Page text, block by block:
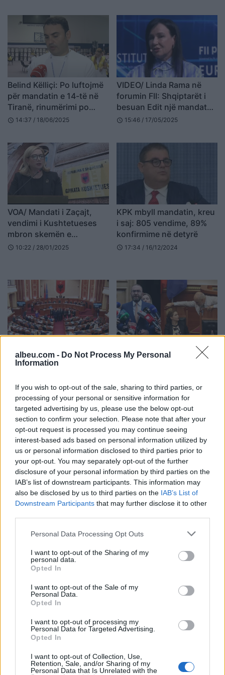
albeu.com - Do Not Process My Personal
Information
If you wish to opt-out of the sale, sharing to third parties, or
processing of your personal or sensitive information for
targeted advertising by us, please use the below opt-out
section to confirm your selection. Please note that after your
opt-out request is processed you may continue seeing
interest-based ads based on personal information utilized by
us or personal information disclosed to third parties prior to
your opt-out. You may separately opt-out of the further
disclosure of your personal information by third parties on the
IAB’s list of downstream participants. This information may
also be disclosed by us to third parties on the IAB’s List of
Downstream Participants that may further disclose it to other
Personal Data Processing Opt Outs
I want to opt-out of the Sharing of my
personal data.
Opted In
I want to opt-out of the Sale of my
Personal Data.
Opted In
I want to opt-out of processing my
Personal Data for Targeted Advertising.
Opted In
I want to opt-out of Collection, Use,
Retention, Sale, and/or Sharing of my
Personal Data that Is Unrelated with the
Belind Këlliçi: Po luftojmë
për mandatin e 14-të në
Tiranë, rinumërimi po
nxjerr shtesa votash për
schedule 14:37 / 18/06/2025
VIDEO/ Linda Rama në
forumin FII: Shqiptarët i
besuan Edit një mandat
shumë të fortë,
schedule 15:46 / 17/05/2025
VOA/ Mandati i Zaçajt,
vendimi i Kushtetueses
mbron skemën e
ripërtëritjes së anëtarëve
schedule 10:22 / 28/01/2025
KPK mbyll mandatin, kreu
i saj: 805 vendime, 89%
konfirmime në detyrë
schedule 17:34 / 16/12/2024
Opinioni i Venecias “mollë
sherri” në Kuvend?
çfarë pritet të ndodhë
08:41 / 12/12/2024
Mandati i Xhaçkës/
Gazment Bardhi: Venecia i
mazhorancës, konfirmoi
puçin kushtetues
schedule 12:33 / 10/12/2024
Komisioni i Venecias
publikon raportin në lidhje
me mandatin e Olta
Jurgis Çyrbja la mandatin
e deputetit pas thirrjes në
SPAK, Elisa Spiropali i
njofton vakancën KQZ
Mandati i Xhaçkës në
Venecias pranon
kërkesën e Spiropalit për
18:33 / 25/09/2024
3 orë para vendimin tuaj,
Venecia do ju shërbejë
edhe juve